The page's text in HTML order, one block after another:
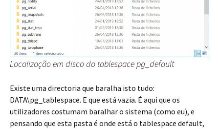
Localização em disco do tablespace pg_default
Existe uma directoria que baralha isto tudo:
DATA\pg_tablespace. E que está vazia. É aqui que os
utilizadores costumam baralhar o sistema (como eu), e
pensando que esta pasta é onde está o tablespace default,